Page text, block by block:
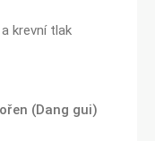
krevní tlak
(Dang gui)